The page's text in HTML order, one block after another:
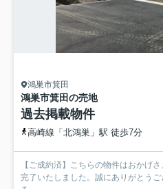
鴻巣市箕田
鴻巣市箕田の売地
過去掲載物件
高崎線「北鴻巣」駅 徒歩7分
【ご成約済】こちらの物件はおかげ
完了いたしました。誠にありがとう